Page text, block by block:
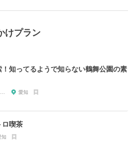
けプラン
知ってるようで知らない鶴舞公園の素
サンタ・デラックス 愛知
喫茶
知